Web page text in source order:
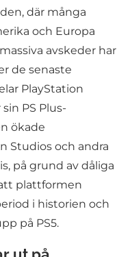
där många
och Europa
avskeder har
de senaste
PlayStation
PS Plus-
ökade
Studios och andra
på grund av dåliga
plattformen
i historien och
på PS5.